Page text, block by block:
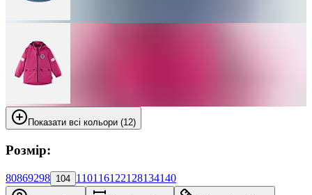
Показати всі кольори (12)
Розмір:
80869298 104 110116122128134140